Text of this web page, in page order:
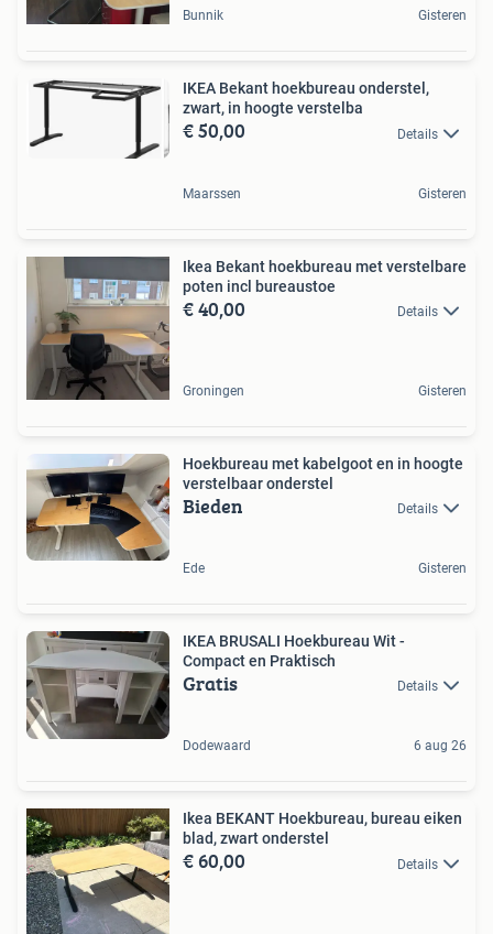
Bunnik Gisteren
IKEA Bekant hoekbureau onderstel,
zwart, in hoogte verstelba
€ 50,00 Details
Maarssen Gisteren
Ikea Bekant hoekbureau met verstelbare
poten incl bureaustoe
€ 40,00 Details
Groningen Gisteren
Hoekbureau met kabelgoot en in hoogte
verstelbaar onderstel
Bieden Details
Ede Gisteren
IKEA BRUSALI Hoekbureau Wit -
Compact en Praktisch
Gratis Details
Dodewaard 6 aug 26
Ikea BEKANT Hoekbureau, bureau eiken
blad, zwart onderstel
€ 60,00 Details